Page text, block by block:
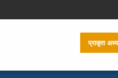
प्राकृत